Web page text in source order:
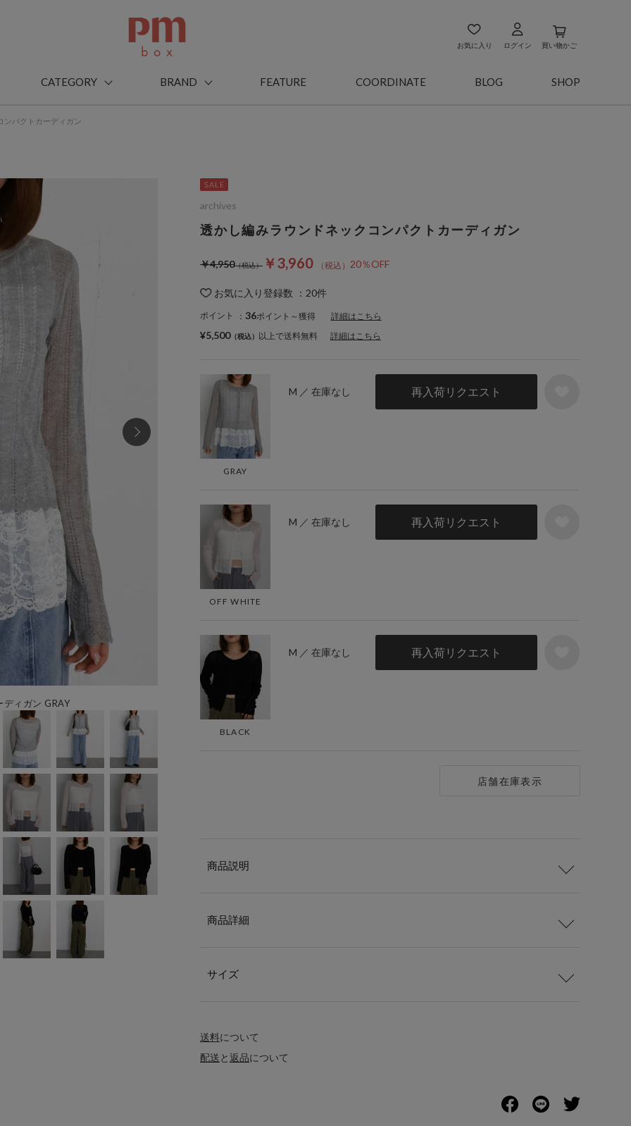
お気に入り ログイン 買い物かご
CATEGORY BRAND FEATURE COORDINATE BLOG SHOP
ンパクトカーディガン
ィガン GRAY
透かし編みラウンドネックコンパクトカーディガン
￥3,960 20％OFF
￥4,950
お気に入り登録数 ： 20件
ポイント ： 36ポイント～獲得 詳細はこちら
GRAY
M ／ 在庫なし 再入荷リクエスト
OFF WHITE
M ／ 在庫なし 再入荷リクエスト
BLACK
M ／ 在庫なし 再入荷リクエスト
店舗在庫表示
archives
¥5,500 以上で送料無料 詳細はこちら
商品説明
商品詳細
サイズ
送料について
配送と返品について